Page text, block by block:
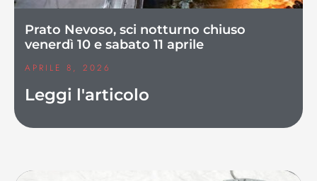
Prato Nevoso, sci notturno chiuso
venerdì 10 e sabato 11 aprile
APRILE 8, 2026
Leggi l'articolo